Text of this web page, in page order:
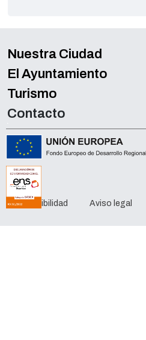
Nuestra Ciudad
El Ayuntamiento
Turismo
Contacto
Accesibilidad Aviso legal